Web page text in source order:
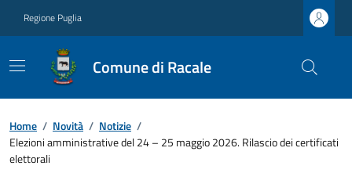
Regione Puglia
Comune di Racale
Home / Novità / Notizie /
Elezioni amministrative del 24 – 25 maggio 2026. Rilascio dei certificati
elettorali